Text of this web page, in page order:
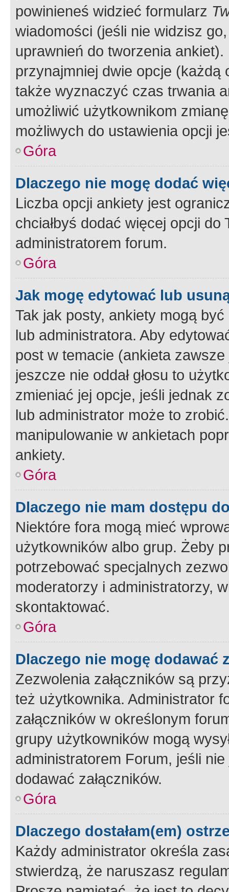
powinieneś widzieć formularz
wiadomości (jeśli nie widzisz
uprawnień do tworzenia
przynajmniej dwie opcje
także wyznaczyć czas trwania
umożliwić użytkownikom
możliwych do ustawienia opcji
Góra
Dlaczego nie mogę dodać
Liczba opcji ankiety jest
chciałbyś dodać więcej opcji
administratorem forum.
Góra
Jak mogę edytować lub
Tak jak posty, ankiety mogą
lub administratora. Aby
post w temacie (ankieta
jeszcze nie oddał głosu to
zmieniać jej opcje, jeśli jednak
lub administrator może to
manipulowanie w ankietach
ankiety.
Góra
Dlaczego nie mam dostępu
Niektóre fora mogą mieć
użytkowników albo grup. Żeby
potrzebować specjalnych
moderatorzy i administratorzy,
skontaktować.
Góra
Dlaczego nie mogę dodawać
Zezwolenia załączników są
też użytkownika. Administrator
załączników w określonym
grupy użytkowników mogą
administratorem Forum, jeśli
dodawać załączników.
Góra
Dlaczego dostałam(em)
Każdy administrator określa
stwierdzą, że naruszasz